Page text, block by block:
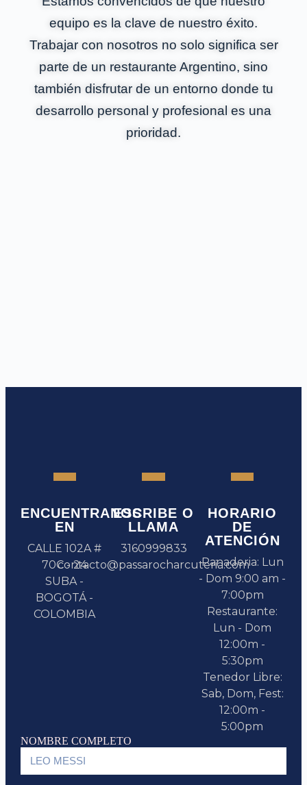
equipo es la clave de nuestro éxito.
Trabajar con nosotros no solo significa ser
parte de un restaurante Argentino, sino
también disfrutar de un entorno donde tu
desarrollo personal y profesional es una
prioridad.
ENCUENTRANOS
EN
CALLE 102A #
70C - 24
SUBA -
BOGOTÁ -
COLOMBIA
ESCRIBE O
LLAMA
3160999833
contacto@passarocharcuteria.com
HORARIO
DE
ATENCIÓN
Panaderia: Lun
- Dom 9:00 am -
7:00pm
Restaurante:
Lun - Dom
12:00m -
5:30pm
Tenedor Libre:
Sab, Dom, Fest:
12:00m -
5:00pm
NOMBRE COMPLETO